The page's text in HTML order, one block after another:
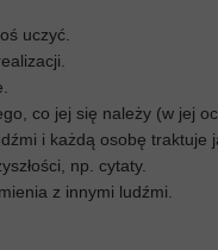
uczyć.
co jej się należy (w jej
i każdą osobę traktuje
np. cytaty.
z innymi ludźmi.